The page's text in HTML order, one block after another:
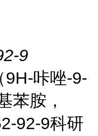
9
9H-咔唑-9-
苯胺，
92-9科研